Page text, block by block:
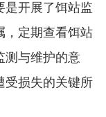
是开展了饵站监
，定期查看饵站
测与维护的意
受损失的关键所